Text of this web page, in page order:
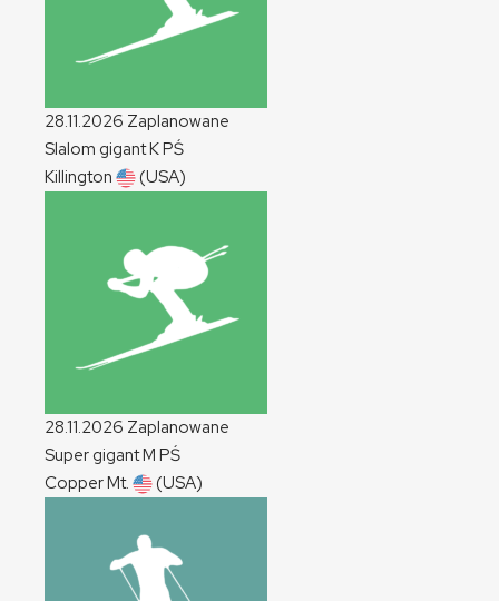
28.11.2026 Zaplanowane
Slalom gigantKPŚ
Killington
(USA)
28.11.2026 Zaplanowane
Super gigantM PŚ
Copper Mt.
(USA)